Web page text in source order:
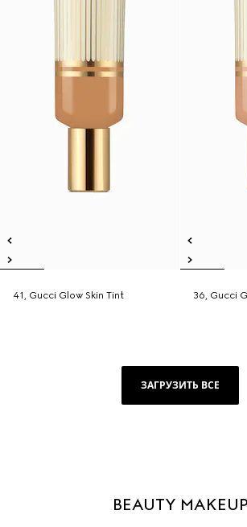
41, Gucci Glow Skin Tint 36, Gucci
ЗАГРУЗИТЬ ВСЕ
BEAUTY MAKEUP